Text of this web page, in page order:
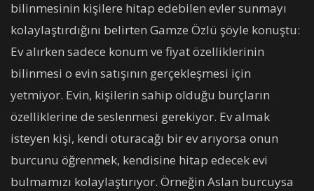
bilinmesinin kişilere hitap edebilen evler sunmayı
kolaylaştırdığını belirten Gamze Özlü şöyle konuştu:
Ev alırken sadece konum ve fiyat özelliklerinin
bilinmesi o evin satışının gerçekleşmesi için
yetmiyor. Evin, kişilerin sahip olduğu burçların
özelliklerine de seslenmesi gerekiyor. Ev almak
isteyen kişi, kendi oturacağı bir ev arıyorsa onun
burcunu öğrenmek, kendisine hitap edecek evi
bulmamızı kolaylaştırıyor. Örneğin Aslan burcuysa